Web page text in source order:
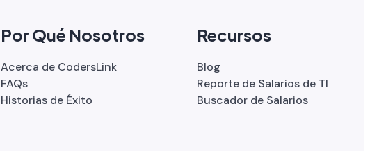
Por Qué Nosotros
Acerca de CodersLink
FAQs
Historias de Éxito
Recursos
Blog
Reporte de Salarios de TI
Buscador de Salarios